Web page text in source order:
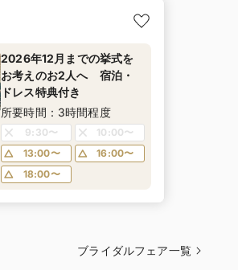
2026年12月までの挙式を
お考えのお2人へ 宿泊・
ドレス特典付き
所要時間：3時間程度
9:30〜
10:00〜
13:00〜
16:00〜
18:00〜
ブライダルフェア一覧